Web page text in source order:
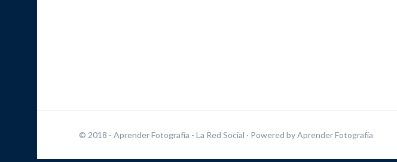
© 2018 - Aprender Fotografía - La Red Social · Powered byAprender Fotografía